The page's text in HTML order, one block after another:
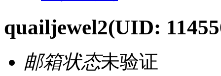
quailjewel2(UID:
邮箱状态未验证